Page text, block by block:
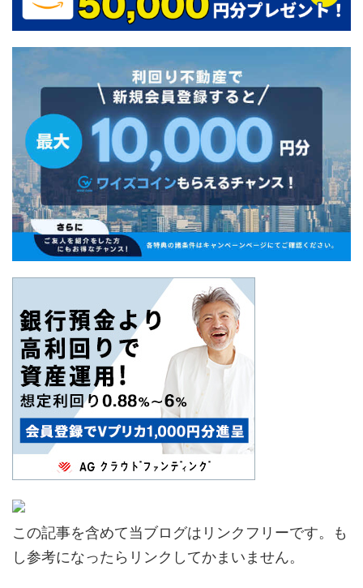
この記事を含めて当ブログはリンクフリーです。も
し参考になったらリンクしてかまいません。